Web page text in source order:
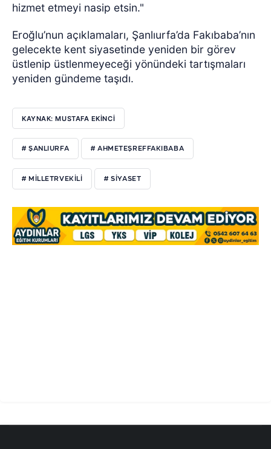
hizmet etmeyi nasip etsin."
Eroğlu’nun açıklamaları, Şanlıurfa’da Fakıbaba’nın
gelecekte kent siyasetinde yeniden bir görev
üstlenip üstlenmeyeceği yönündeki tartışmaları
yeniden gündeme taşıdı.
KAYNAK: MUSTAFA EKİNCİ
# ŞANLIURFA # AHMETEŞREFFAKIBABA
# MILLETRVEKILI # SIYASET